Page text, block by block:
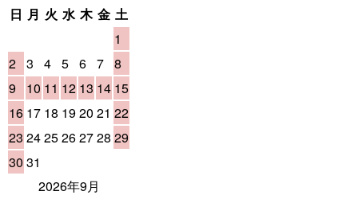
日 月 火 水 木 金 土
1
2 3 4 5 6 7 8
9
10 11 12 13 14 15
16 17 18 1920 21 22
23 2425262728 29
30 31
2026年9月